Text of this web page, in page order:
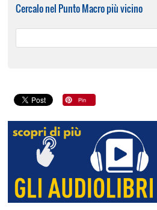
Cercalo nel Punto Macro più vicino